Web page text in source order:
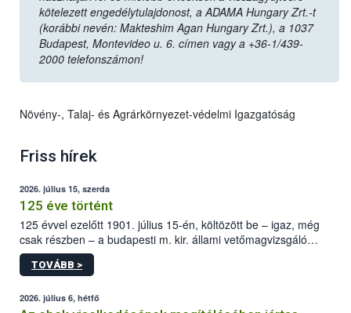
kötelezett engedélytulajdonost, a ADAMA Hungary Zrt.-t
(korábbi nevén: Makteshim Agan Hungary Zrt.), a 1037
Budapest, Montevideo u. 6. címen vagy a +36-1/439-
2000 telefonszámon!
Növény-, Talaj- és Agrárkörnyezet-védelmi Igazgatóság
Friss hírek
2026. július 15, szerda
125 éve történt
125 évvel ezelőtt 1901. július 15-én, költözött be – igaz, még
csak részben – a budapesti m. kir. állami vetőmagvizsgáló
állomás a Kis Rókus utca 15. szám alatti, Czigler Győző által
tervezett új épületébe.
TOVÁBB >
2026. július 6, hétfő